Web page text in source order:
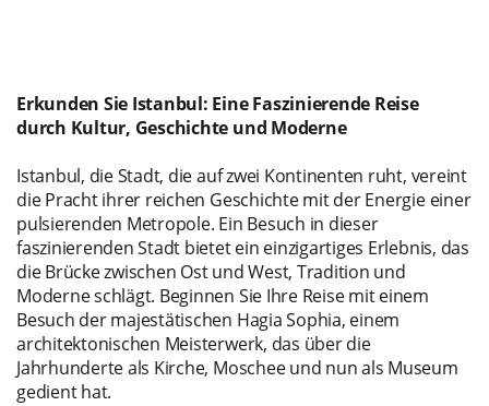
Erkunden Sie Istanbul: Eine Faszinierende Reise
durch Kultur, Geschichte und Moderne
Istanbul, die Stadt, die auf zwei Kontinenten ruht, vereint
die Pracht ihrer reichen Geschichte mit der Energie einer
pulsierenden Metropole. Ein Besuch in dieser
faszinierenden Stadt bietet ein einzigartiges Erlebnis, das
die Brücke zwischen Ost und West, Tradition und
Moderne schlägt. Beginnen Sie Ihre Reise mit einem
Besuch der majestätischen Hagia Sophia, einem
architektonischen Meisterwerk, das über die
Jahrhunderte als Kirche, Moschee und nun als Museum
gedient hat.